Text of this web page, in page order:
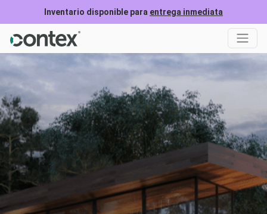
Inventario disponible para entrega inmediata